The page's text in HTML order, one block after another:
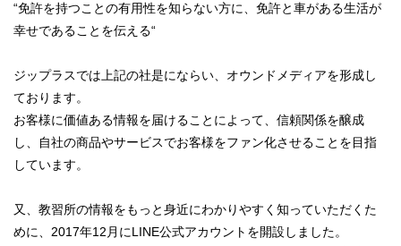
“免許を持つことの有用性を知らない方に、免許と車がある生活が
幸せであることを伝える“
ジップラスでは上記の社是にならい、オウンドメディアを形成し
ております。
お客様に価値ある情報を届けることによって、信頼関係を醸成
し、自社の商品やサービスでお客様をファン化させることを目指
しています。
又、教習所の情報をもっと身近にわかりやすく知っていただくた
めに、2017年12月にLINE公式アカウントを開設しました。